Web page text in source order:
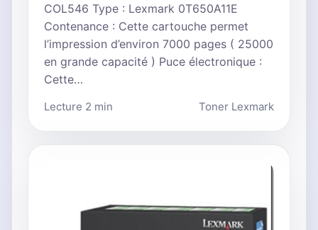
COL546 Type : Lexmark 0T650A11E
Contenance : Cette cartouche permet
l’impression d’environ 7000 pages ( 25000
en grande capacité ) Puce électronique :
Cette…
Lecture 2 min Toner Lexmark